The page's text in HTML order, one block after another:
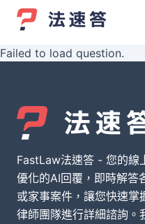
Failed to load question.
FastLaw法速答 - 您的線
優化的AI回覆，即時解答
或家事案件，讓您快速掌
律師團隊進行詳細諮詢。